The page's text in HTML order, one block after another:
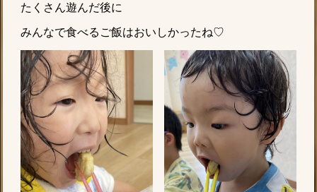
たくさん遊んだ後に
みんなで食べるご飯はおいしかったね♡